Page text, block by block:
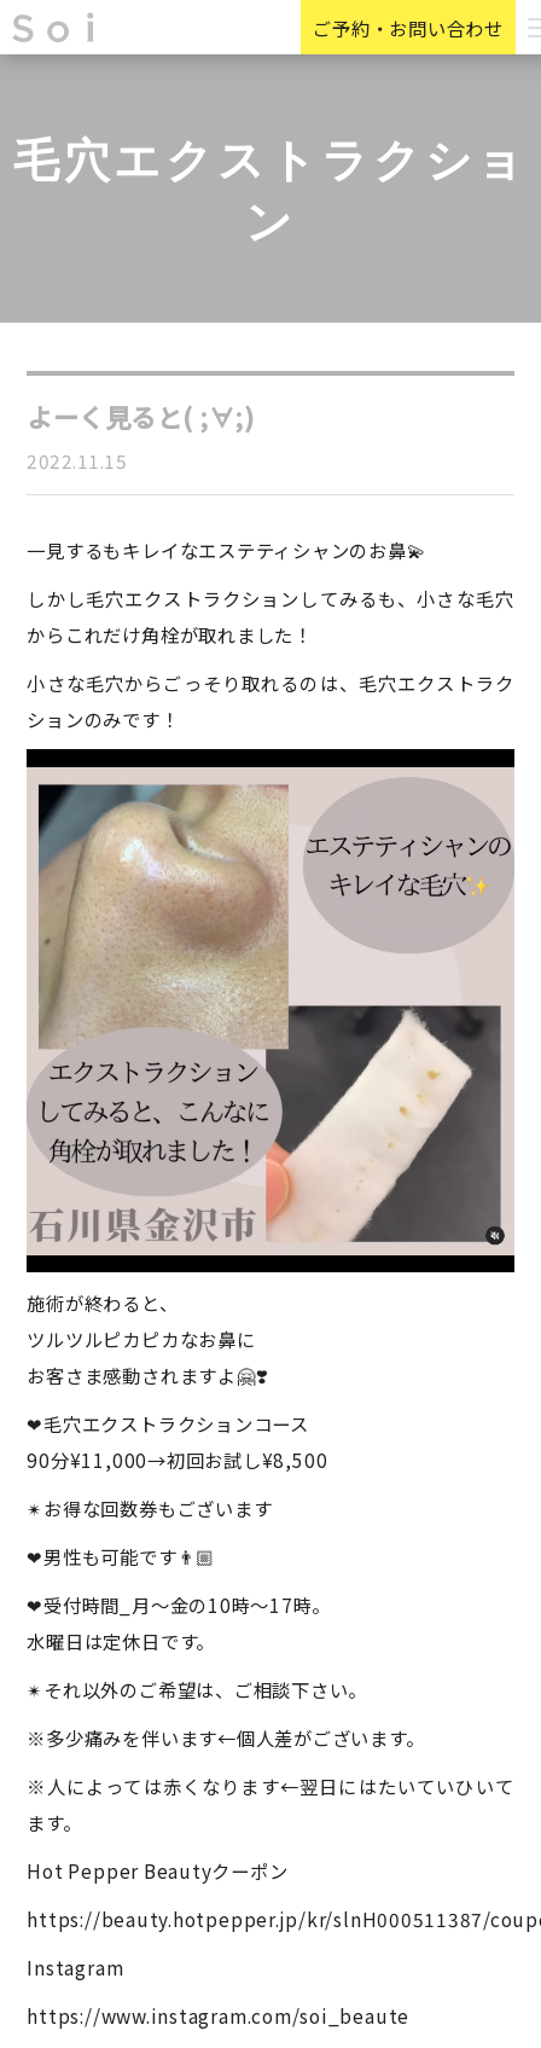
ご予約・お問い合わせ
毛穴エクストラクショ
ン
よーく見ると( ;∀;)
2022.11.15
一見するもキレイなエステティシャンのお鼻💫
しかし毛穴エクストラクションしてみるも、小さな毛穴
からこれだけ角栓が取れました！
小さな毛穴からごっそり取れるのは、毛穴エクストラク
ションのみです！
施術が終わると、
ツルツルピカピカなお鼻に
お客さま感動されますよ🤗❣️
❤︎毛穴エクストラクションコース
90分¥11,000→初回お試し¥8,500
✴︎お得な回数券もございます
❤︎男性も可能です👨🏼
❤︎受付時間_月～金の10時～17時。
水曜日は定休日です。
✴︎それ以外のご希望は、ご相談下さい。
※多少痛みを伴います←個人差がございます。
※人によっては赤くなります←翌日にはたいていひいて
ます。
Hot Pepper Beautyクーポン
https://beauty.hotpepper.jp/kr/slnH000511387/
Instagram
https://www.instagram.com/soi_beaute